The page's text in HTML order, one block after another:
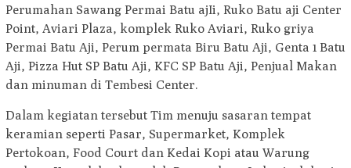
Perumahan Sawang Permai Batu ajIi, Ruko Batu aji Center
Point, Aviari Plaza, komplek Ruko Aviari, Ruko griya
Permai Batu Aji, Perum permata Biru Batu Aji, Genta 1 Batu
Aji, Pizza Hut SP Batu Aji, KFC SP Batu Aji, Penjual Makan
dan minuman di Tembesi Center.
Dalam kegiatan tersebut Tim menuju sasaran tempat
keramian seperti Pasar, Supermarket, Komplek
Pertokoan, Food Court dan Kedai Kopi atau Warung